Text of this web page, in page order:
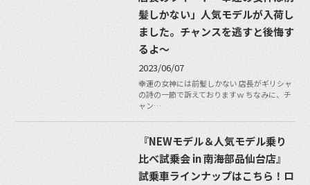
髪しかない」人気モデルが入荷し
ました。チャンスを逃すと後悔す
るよ〜
2023/06/07
幸運の女神には前髪しかない 店長がギリシャ
の詩の一節で訴えておりますｗ ちなみに、チ
ャン…
『NEWモデル＆人気モデル乗り
比べ試乗会 in 南海部品仙台店』
試乗車ラインナップはこちら！ロ